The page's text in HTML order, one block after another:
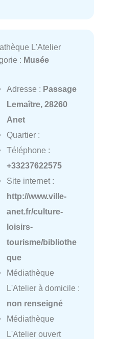
L'Atelier
: Musée
Adresse : Passage
Lemaître, 28260
Anet
Quartier :
Téléphone :
+33237622575
Site internet :
http://www.ville-
anet.fr/culture-
loisirs-
tourisme/bibliothe
que
Médiathèque
L'Atelier à domicile :
non renseigné
Médiathèque
L'Atelier ouvert